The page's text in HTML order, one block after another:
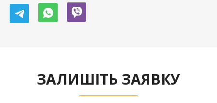
ЗАЛИШІТЬ ЗАЯВКУ